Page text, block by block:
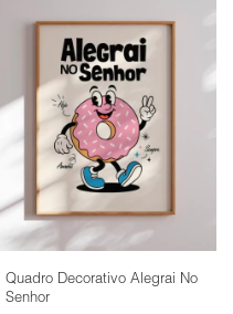
Quadro Decorativo Alegrai No
Senhor